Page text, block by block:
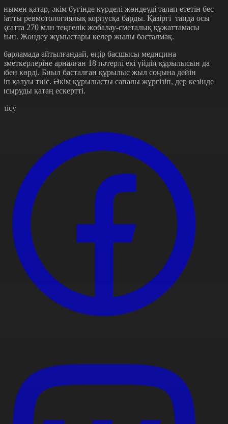
қатар, әкім бүгінде күрделі жөндеуді талап ететін бес
ревмотологиялық корпусқа барды. Қазіргі таңда осы
270 млн теңгелік жобалау-сметалық құжаттамасы
Жөндеу жұмыстары келер жылы басталмақ.
айтылғандай, өңір басшысы медицина
арналған 18 пәтерлі екі үйдің құрылысын да
көрді. Биыл басталған құрылыс жыл соңына дейін
қалуы тиіс. Әкім құрылысты сапалы жүргізіп, дер кезінде
қатаң ескертті.